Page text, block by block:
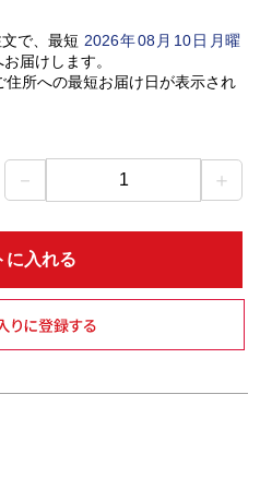
で、最短 2026年08 月 10日月曜
お届けします。
住所への最短お届け日が表示され
－ 1 ＋
に入れる